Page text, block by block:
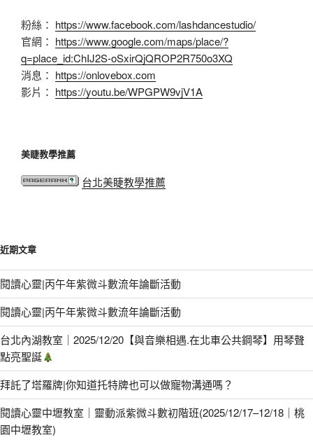
粉絲： https://www.facebook.com/lashdancestudio/
官網： https://www.google.com/maps/place/?
q=place_id:ChIJ2S-oSxirQjQROP2R750o3XQ
消息： https://onlovebox.com
影片： https://youtu.be/WPGPW9vjV1A
美睫教學推薦
台北美睫教學推薦
近期文章
閱讀心靈|丙午年紫微斗數流年論斷活動
閱讀心靈|丙午年紫微斗數流年論斷活動
台北內湖教室｜2025/12/20【與音樂相遇.在北車公共鋼琴】用琴聲
點亮聖誕
拜託了塔羅牌|你知道托特牌也可以做寵物溝通嗎？
閱讀心靈中壢教室｜靈動派紫微斗數初階班(2025/12/17–12/18｜桃
園中壢教室)